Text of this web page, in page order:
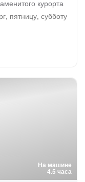
курорта
пятницу, субботу
На машине
4.5 часа